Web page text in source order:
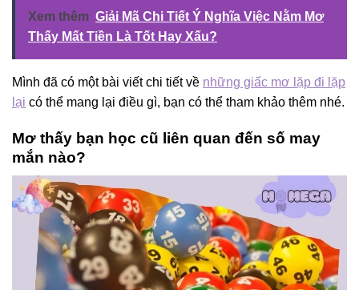
Xem thêm Giải Mã Chi Tiết Ý Nghĩa Việc Nằm Mơ
Thấy Mất Tiền Là Tốt Hay Xấu?
Mình đã có một bài viết chi tiết về những giấc mơ lặp đi lặp
lại có thể mang lại điều gì, bạn có thể tham khảo thêm nhé.
Mơ thấy bạn học cũ liên quan đến số may
mắn nào?